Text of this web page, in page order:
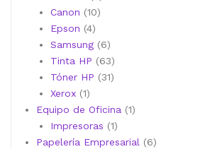
productos
Canon 1010
Epson 44
productos
Samsung 66
productos
Tinta HP 6363
productos
Tóner HP 3131
Xerox 11
producto
Equipo de Oficina 11
Impresoras 11
producto
Papelería Empresarial 66